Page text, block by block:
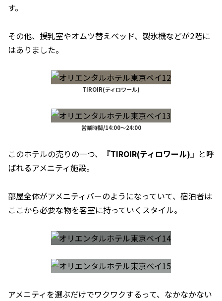
す。
その他、授乳室やオムツ替えベッド、製氷機などが2階に
はありました。
TIROIR(ティロワール)
営業時間/14:00～24:00
このホテルの売りの一つ、『TIROIR(ティロワール)』と呼
ばれるアメニティ施設。
部屋全体がアメニティバーのようになっていて、宿泊者は
ここから必要な物を客室に持っていくスタイル。
アメニティを選ぶだけでワクワクするって、なかなかない